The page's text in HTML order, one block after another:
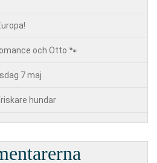
och Otto 🐾
7 maj
hundar